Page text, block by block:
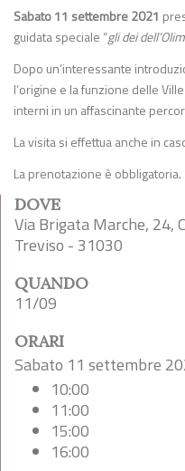
Sabato 11 settembre 2021
guidata speciale “gli dei
Dopo un’interessante
l’origine e la funzione delle
interni in un affascinante
La visita si effettua anche in
La prenotazione è obbligatoria.
DOVE
Via Brigata Marche, 24,
Treviso - 31030
QUANDO
11/09
ORARI
Sabato 11 settembre
10:00
11:00
15:00
16:00